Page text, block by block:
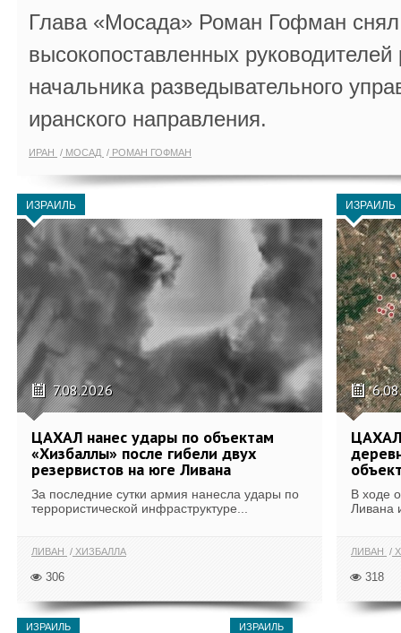
Глава «Мосада» Роман Гофман снял
высокопоставленных
начальника разведывательного
иранского направления.
ИРАН МОСАД РОМАН ГОФМАН
ИЗРАИЛЬ
7.08.2026
ЦАХАЛ нанес удары по объектам
«Хизбаллы» после гибели двух
резервистов на юге Ливана
За последние сутки армия нанесла удары по
террористической инфраструктуре...
ЛИВАН ХИЗБАЛЛА
306
ИЗРАИЛЬ
В ходе
Ливана
ЛИВАН
318
ИЗРАИЛЬ ИЗРАИЛЬ